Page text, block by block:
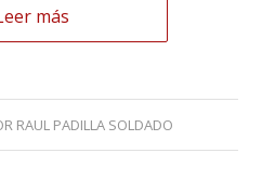
más
RAUL PADILLA SOLDADO